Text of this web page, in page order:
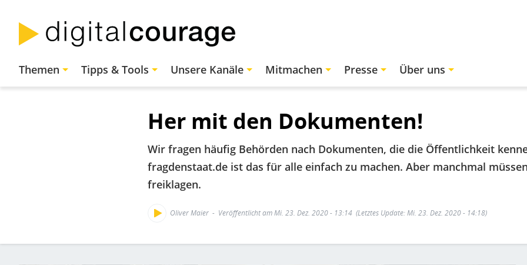
zum
Inhalt
Hauptnavigation
Themen Tipps & Tools Unsere Kanäle Mitmachen Presse Über uns
Her mit den Dokumenten!
Wir fragen häufig Behörden nach Dokumenten, die die Öffentlichkeit
fragdenstaat.de ist das für alle einfach zu machen. Aber manchmal
freiklagen.
Oliver Maier Veröffentlicht am Mi. 23. Dez. 2020 - 13:14 (Letztes Update: Mi. 23. Dez. 2020 - 14:18)